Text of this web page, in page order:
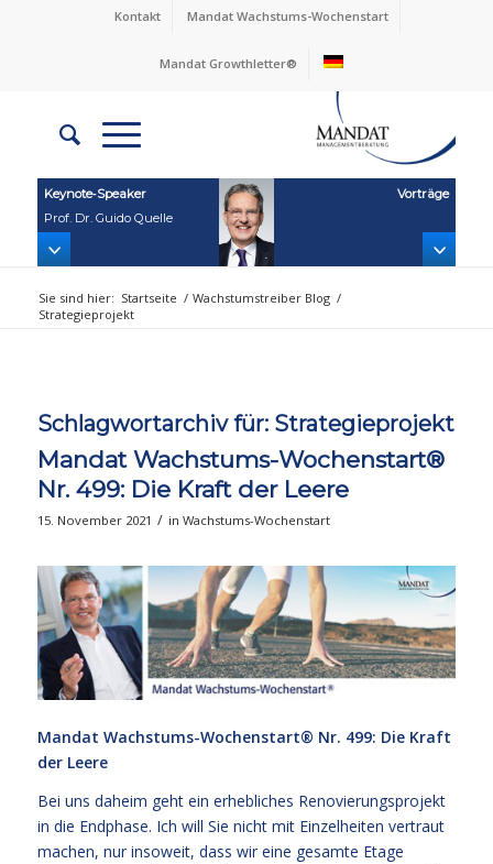
Kontakt Mandat Wachstums-Wochenstart
Mandat Growthletter®
Keynote‑Speaker
Prof. Dr. Guido Quelle
Vorträge
Sie sind hier: Startseite / Wachstumstreiber Blog /
Strategieprojekt
Schlagwortarchiv für: Strategieprojekt
Mandat Wachstums-Wochenstart®
Nr. 499: Die Kraft der Leere
15. November 2021 / in Wachstums-Wochenstart
Mandat Wachstums-Wochenstart® Nr. 499: Die Kraft
der Leere
Bei uns daheim geht ein erhebliches Renovierungsprojekt
in die Endphase. Ich will Sie nicht mit Einzelheiten vertraut
machen, nur insoweit, dass wir eine gesamte Etage